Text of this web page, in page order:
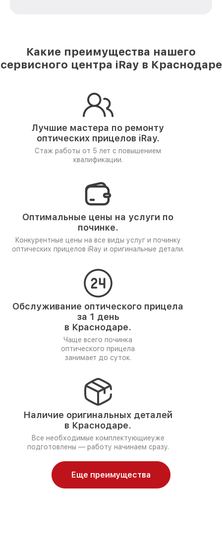
Какие преимущества нашего
сервисного центра iRay в Краснодаре
Лучшие мастера по ремонту
оптических прицелов iRay.
Стаж работы от 5 лет с повышением
квалификации.
Оптимальные цены на услуги по
починке.
Конкурентные цены на все виды услуг и починку
оптических прицелов iRay и оригинальные детали.
Обслуживание оптического прицела
за 1 день
в Краснодаре.
Чаще всего починка
оптического прицела
занимает до суток.
Наличие оригинальных деталей
в Краснодаре.
Все необходимые комплектующиеуже
подготовлены — работу начинаем сразу.
Еще преимущества